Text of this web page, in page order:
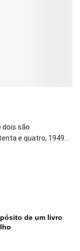
dois são
e quatro, 1949...
de um livro